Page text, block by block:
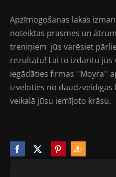
Apzīmogošanas lakas
noteiktas prasmes un
treniņiem jūs varēsiet
rezultātu! Lai to izdarītu jūs
iegādāties firmas ''Moyra''
izvēloties no
veikalā jūsu iemīļoto krāsu.